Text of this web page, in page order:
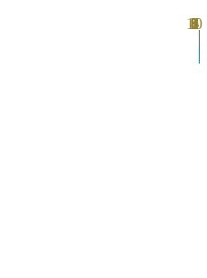
1
2
3
4
5
6
7
8
9
10